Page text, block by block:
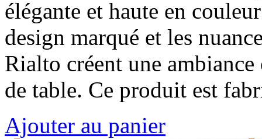
élégante et haute en
design marqué et les
Rialto créent une
de table. Ce produit est
Ajouter au panier